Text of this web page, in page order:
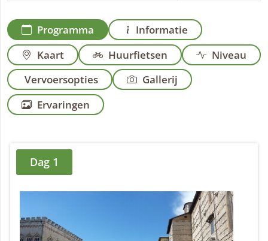
Programma
Informatie
Kaart
Huurfietsen
Niveau
Vervoersopties
Gallerij
Ervaringen
Dag 1